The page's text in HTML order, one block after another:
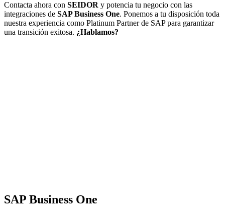
Contacta ahora con SEIDOR y potencia tu negocio con las
integraciones de SAP Business One. Ponemos a tu disposición toda
nuestra experiencia como Platinum Partner de SAP para garantizar
una transición exitosa. ¿Hablamos?
SAP Business One